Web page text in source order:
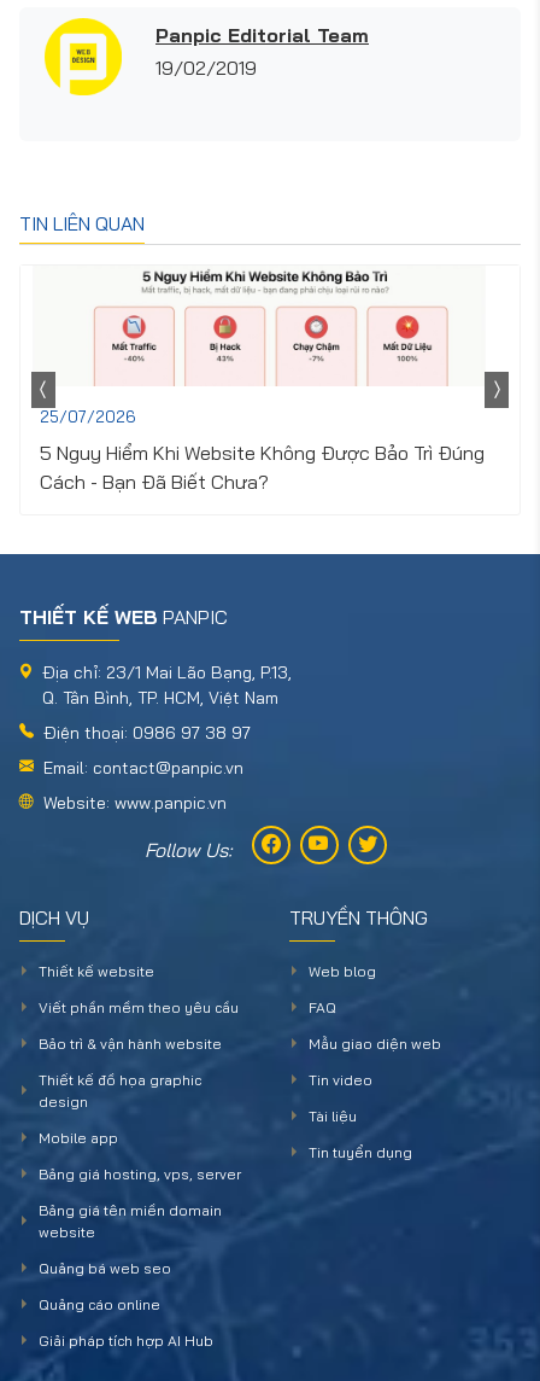
Panpic Editorial Team
19/02/2019
TIN LIÊN QUAN
25/07/2026
5 Nguy Hiểm Khi Website Không Được Bảo Trì Đúng
Cách - Bạn Đã Biết Chưa?
THIẾT KẾ WEB PANPIC
Địa chỉ: 23/1 Mai Lão Bạng, P.13,
Q. Tân Bình, TP. HCM, Việt Nam
Điện thoại: 0986 97 38 97
Email: contact@panpic.vn
Website: www.panpic.vn
Follow Us:
DỊCH VỤ
Thiết kế website
Viết phần mềm theo yêu cầu
Bảo trì & vận hành website
Thiết kế đồ họa graphic
design
Mobile app
Bảng giá hosting, vps, server
Bảng giá tên miền domain
website
Quảng bá web seo
Quảng cáo online
Giải pháp tích hợp AI Hub
TRUYỀN THÔNG
Web blog
FAQ
Mẫu giao diện web
Tin video
Tài liệu
Tin tuyển dụng